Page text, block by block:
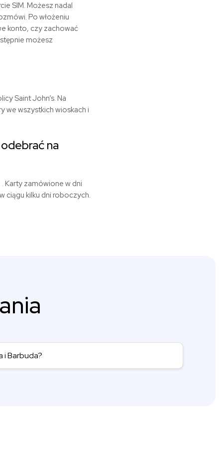
SIM. Możesz nadal
Po włożeniu
konto, czy zachować
możesz
Saint John’s. Na
we wszystkich wioskach i
na
Karty zamówione w dni
ciągu kilku dni roboczych.
i Barbuda?